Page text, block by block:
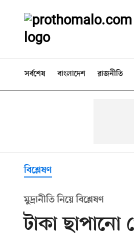
সর্বশেষ বাংলাদেশ রাজনীতি
বিশ্লেষণ
মুদ্রানীতি নিয়ে বিশ্লেষণ
টাকা ছাপানো